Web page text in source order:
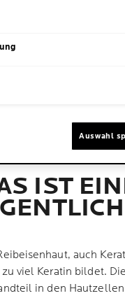
viele Betroffene vor
du mit einer
IST
auch
zu viel Keratin bildet.
in den
Auswahl